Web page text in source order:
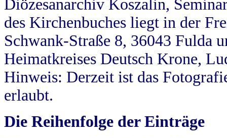
Diözesanarchiv Koszalin,
des Kirchenbuches liegt in der
Schwank-Straße 8, 36043 Fulda
Heimatkreises Deutsch Krone,
Hinweis: Derzeit ist das
erlaubt.
Die Reihenfolge der Einträge